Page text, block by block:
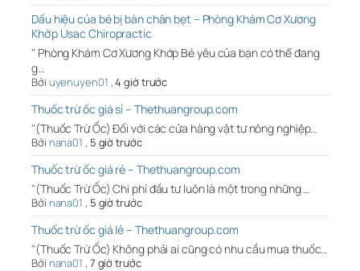
Dấu hiệu của bé bị bàn chân bẹt – Phòng Khám Cơ Xương
Khớp Usac Chiropractic
" Phòng Khám Cơ Xương Khớp Bé yêu của bạn có thể đang
g…
Bởi uyenuyen01 ,4 giờ trước
Thuốc trừ ốc giá sỉ – Thethuangroup.com
"(Thuốc Trừ Ốc) Đối với các cửa hàng vật tư nông nghiệp…
Bởi nana01 , 5 giờ trước
Thuốc trừ ốc giá rẻ – Thethuangroup.com
"(Thuốc Trừ Ốc) Chi phí đầu tư luôn là một trong những …
Bởi nana01 , 5 giờ trước
Thuốc trừ ốc giá lẻ – Thethuangroup.com
"(Thuốc Trừ Ốc) Không phải ai cũng có nhu cầu mua thuốc…
Bởi nana01 , 7 giờ trước